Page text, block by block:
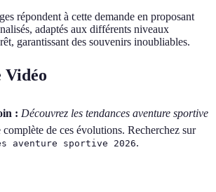
répondent à cette demande en proposant
adaptés aux différents niveaux
garantissant des souvenirs inoubliables.
Vidéo
: Découvrez les tendances aventure sportive
complète de ces évolutions. Recherchez sur
aventure sportive 2026.